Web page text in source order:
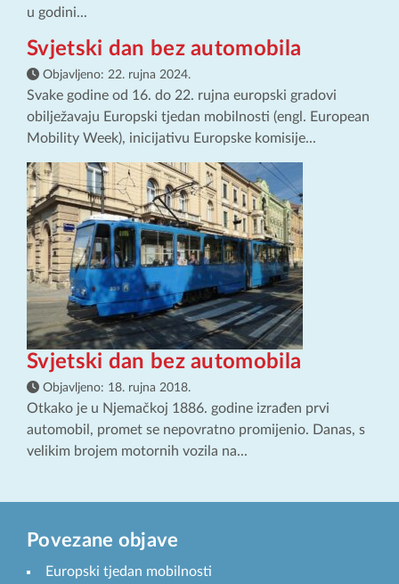
u godini...
Svjetski dan bez automobila
Objavljeno: 22. rujna 2024.
Svake godine od 16. do 22. rujna europski gradovi
obilježavaju Europski tjedan mobilnosti (engl. European
Mobility Week), inicijativu Europske komisije...
Svjetski dan bez automobila
Objavljeno: 18. rujna 2018.
Otkako je u Njemačkoj 1886. godine izrađen prvi
automobil, promet se nepovratno promijenio. Danas, s
velikim brojem motornih vozila na...
Povezane objave
Europski tjedan mobilnosti